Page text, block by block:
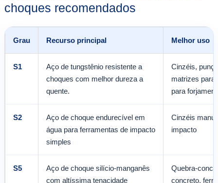
choques recomendados
Grau Recurso principal Melhor uso
S1
Aço de tungstênio resistente a
choques com melhor dureza a
quente.
Cinzéis,
matrizes para
para
S2
Aço de choque endurecível em
água para ferramentas de impacto
simples
Cinzéis
impacto
S5
Aço de choque silício-manganês
com altíssima tenacidade
Quebra-
concreto,